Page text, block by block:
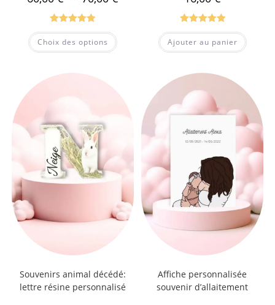
Note5.00
sur 5
Choix des options
Note5.00
sur 5
Ajouter au panier
Souvenirs animal décédé:
lettre résine personnalisé
Affiche personnalisée
souvenir d’allaitement